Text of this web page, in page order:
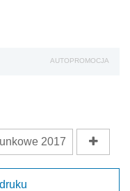
AUTOPROMOCJA
2017